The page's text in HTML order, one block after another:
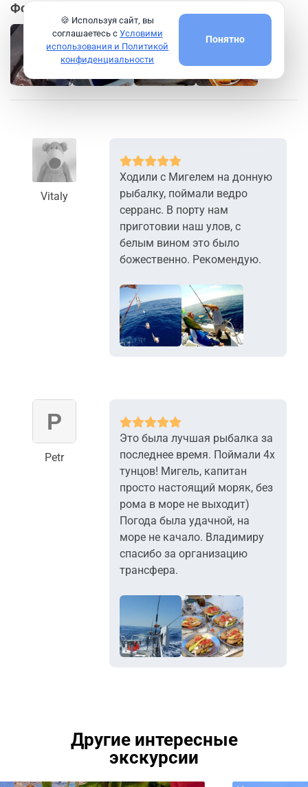
Фотографии путешественников
Vitaly
Ходили с Мигелем на донную
рыбалку, поймали ведро
серранc. В порту нам
приготовии наш улов, с
белым вином это было
божественно. Рекомендую.
Petr
Это была лучшая рыбалка за
последнее время. Поймали 4х
тунцов! Мигель, капитан
просто настоящий моряк, без
рома в море не выходит)
Погода была удачной, на
море не качало. Владимиру
спасибо за организацию
трансфера.
Другие интересные
экскурсии
🍪 Используя сайт, вы
соглашаетесь с Условими
использования и Политикой
конфиденциальности
Понятно